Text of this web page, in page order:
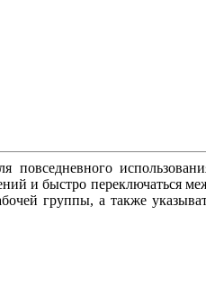
повседневного
и быстро переключаться
группы, а также